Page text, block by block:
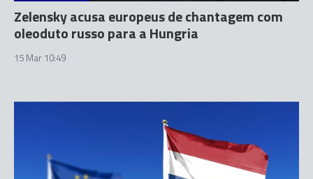
Zelensky acusa europeus de chantagem com
oleoduto russo para a Hungria
15 Mar 10:49